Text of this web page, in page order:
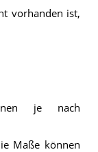
vorhanden ist,
je nach
Maße können